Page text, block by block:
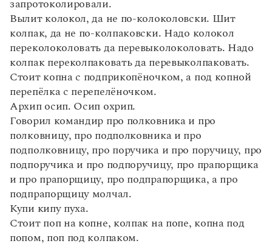
Словари русского языка как государственного
Справочники
Правила русской орфографии и пунктуации
Русский язык. Краткий теоретический курс
для школьников
Письмовник
Справочник по пунктуации
Словарь-справочник трудностей
Справочник по фразеологии
Азбучные истины
Словарь-справочник непростые слова
Все справочники портала
Журнал
Управление в русском языке
Словарь русских имён
Словарь методических терминов
Правила русской орфографии и пунктуации
(1956)
запротоколировали.
Вылит колокол, да не по-колоколовски. Шит
колпак, да не по-колпаковски. Надо колокол
переколоколовать да перевыколоколовать. Надо
колпак переколпаковать да перевыколпаковать.
Стоит копна с подприкопёночком, а под копной
перепёлка с перепелёночком.
Архип осип. Осип охрип.
Говорил командир про полковника и про
полковницу, про подполковника и про
подполковницу, про поручика и про поручицу, про
подпоручика и про подпоручицу, про прапорщика
и про прапорщицу, про подпрапорщика, а про
подпрапорщицу молчал.
Купи кипу пуха.
Стоит поп на копне, колпак на попе, копна под
попом, поп под колпаком.